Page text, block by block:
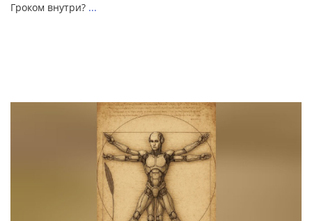
Гроком внутри? ...